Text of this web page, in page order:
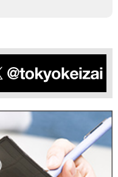
情報をご提供いた
きない場合があり
知・開示・訂正・
ざいましたら、本
通知・開示・訂
求に応じます。
スポート何れかの